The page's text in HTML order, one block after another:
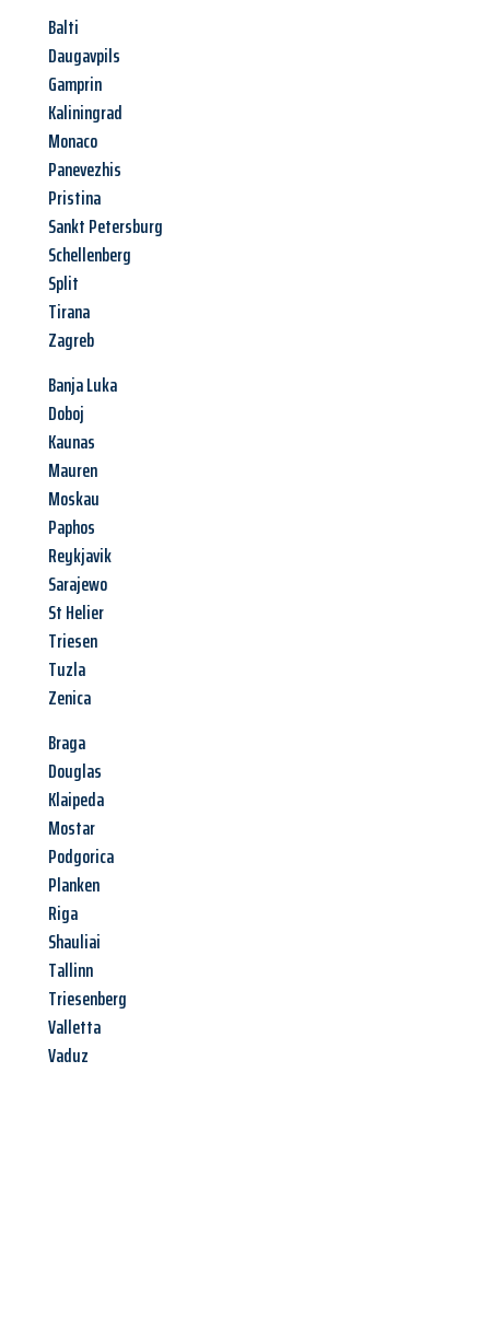
Balti
Daugavpils
Gamprin
Kaliningrad
Monaco
Panevezhis
Pristina
Sankt Petersburg
Schellenberg
Split
Tirana
Zagreb
Banja Luka
Doboj
Kaunas
Mauren
Moskau
Paphos
Reykjavik
Sarajewo
St Helier
Triesen
Tuzla
Zenica
Braga
Douglas
Klaipeda
Mostar
Podgorica
Planken
Riga
Shauliai
Tallinn
Triesenberg
Valletta
Vaduz